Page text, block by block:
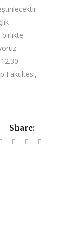
birlikte
–
Fakültesi,
Share: